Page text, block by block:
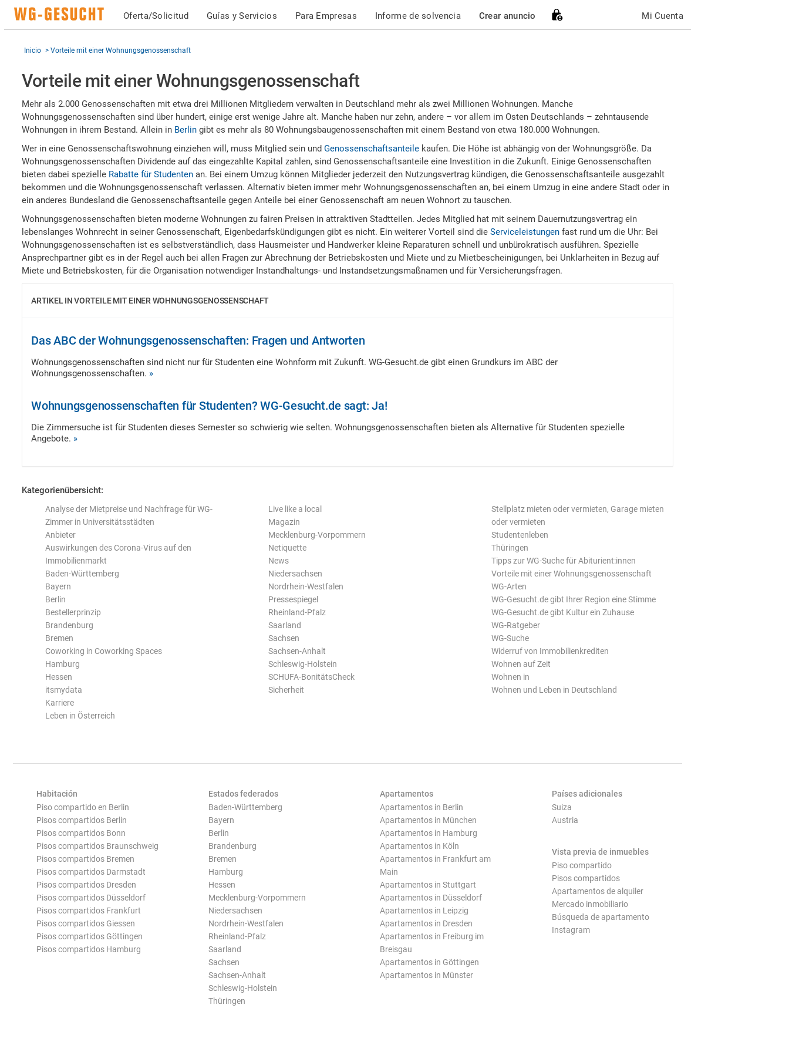
Oferta/Solicitud Guías y Servicios Para Empresas Informe de solvencia Crear anuncio Mi Cuenta
Inicio Vorteile mit einer Wohnungsgenossenschaft
Vorteile mit einer Wohnungsgenossenschaft
Mehr als 2.000 Genossenschaften mit etwa drei Millionen Mitgliedern verwalten in Deutschland mehr als zwei Millionen Wohnungen. Manche
Wohnungsgenossenschaften sind über hundert, einige erst wenige Jahre alt. Manche haben nur zehn, andere – vor allem im Osten Deutschlands – zehntausende
Wohnungen in ihrem Bestand. Allein in Berlin gibt es mehr als 80 Wohnungsbaugenossenschaften mit einem Bestand von etwa 180.000 Wohnungen.
Wer in eine Genossenschaftswohnung einziehen will, muss Mitglied sein und Genossenschaftsanteile kaufen. Die Höhe ist abhängig von der Wohnungsgröße. Da
Wohnungsgenossenschaften Dividende auf das eingezahlte Kapital zahlen, sind Genossenschaftsanteile eine Investition in die Zukunft. Einige Genossenschaften
bieten dabei spezielle Rabatte für Studenten an. Bei einem Umzug können Mitglieder jederzeit den Nutzungsvertrag kündigen, die Genossenschaftsanteile ausgezahlt
bekommen und die Wohnungsgenossenschaft verlassen. Alternativ bieten immer mehr Wohnungsgenossenschaften an, bei einem Umzug in eine andere Stadt oder in
ein anderes Bundesland die Genossenschaftsanteile gegen Anteile bei einer Genossenschaft am neuen Wohnort zu tauschen.
Wohnungsgenossenschaften bieten moderne Wohnungen zu fairen Preisen in attraktiven Stadtteilen. Jedes Mitglied hat mit seinem Dauernutzungsvertrag ein
lebenslanges Wohnrecht in seiner Genossenschaft, Eigenbedarfskündigungen gibt es nicht. Ein weiterer Vorteil sind die Serviceleistungen fast rund um die Uhr: Bei
Wohnungsgenossenschaften ist es selbstverständlich, dass Hausmeister und Handwerker kleine Reparaturen schnell und unbürokratisch ausführen. Spezielle
Ansprechpartner gibt es in der Regel auch bei allen Fragen zur Abrechnung der Betriebskosten und Miete und zu Mietbescheinigungen, bei Unklarheiten in Bezug auf
Miete und Betriebskosten, für die Organisation notwendiger Instandhaltungs- und Instandsetzungsmaßnamen und für Versicherungsfragen.
ARTIKEL IN VORTEILE MIT EINER WOHNUNGSGENOSSENSCHAFT
Das ABC der Wohnungsgenossenschaften: Fragen und Antworten
Wohnungsgenossenschaften sind nicht nur für Studenten eine Wohnform mit Zukunft. WG-Gesucht.de gibt einen Grundkurs im ABC der
Wohnungsgenossenschaften. »
Wohnungsgenossenschaften für Studenten? WG-Gesucht.de sagt: Ja!
Die Zimmersuche ist für Studenten dieses Semester so schwierig wie selten. Wohnungsgenossenschaften bieten als Alternative für Studenten spezielle
Angebote. »
Kategorienübersicht:
Analyse der Mietpreise und Nachfrage für WG-
Zimmer in Universitätsstädten
Anbieter
Auswirkungen des Corona-Virus auf den
Immobilienmarkt
Baden-Württemberg
Bayern
Berlin
Bestellerprinzip
Brandenburg
Bremen
Coworking in Coworking Spaces
Hamburg
Hessen
itsmydata
Karriere
Leben in Österreich
Live like a local
Magazin
Mecklenburg-Vorpommern
Netiquette
News
Niedersachsen
Nordrhein-Westfalen
Pressespiegel
Rheinland-Pfalz
Saarland
Sachsen
Sachsen-Anhalt
Schleswig-Holstein
SCHUFA-BonitätsCheck
Sicherheit
Stellplatz mieten oder vermieten, Garage mieten
oder vermieten
Studentenleben
Thüringen
Tipps zur WG-Suche für Abiturient:innen
Vorteile mit einer Wohnungsgenossenschaft
WG-Arten
WG-Gesucht.de gibt Ihrer Region eine Stimme
WG-Gesucht.de gibt Kultur ein Zuhause
WG-Ratgeber
WG-Suche
Widerruf von Immobilienkrediten
Wohnen auf Zeit
Wohnen in
Wohnen und Leben in Deutschland
Habitación
Piso compartido en Berlin
Pisos compartidos Berlin
Pisos compartidos Bonn
Pisos compartidos Braunschweig
Pisos compartidos Bremen
Pisos compartidos Darmstadt
Pisos compartidos Dresden
Pisos compartidos Düsseldorf
Pisos compartidos Frankfurt
Pisos compartidos Giessen
Pisos compartidos Göttingen
Pisos compartidos Hamburg
Estados federados
Baden-Württemberg
Bayern
Berlin
Brandenburg
Bremen
Hamburg
Hessen
Mecklenburg-Vorpommern
Niedersachsen
Nordrhein-Westfalen
Rheinland-Pfalz
Saarland
Sachsen
Sachsen-Anhalt
Schleswig-Holstein
Thüringen
Apartamentos
Apartamentos in Berlin
Apartamentos in München
Apartamentos in Hamburg
Apartamentos in Köln
Apartamentos in Frankfurt am
Main
Apartamentos in Stuttgart
Apartamentos in Düsseldorf
Apartamentos in Leipzig
Apartamentos in Dresden
Apartamentos in Freiburg im
Breisgau
Apartamentos in Göttingen
Apartamentos in Münster
Países adicionales
Suiza
Austria
Vista previa de inmuebles
Piso compartido
Pisos compartidos
Apartamentos de alquiler
Mercado inmobiliario
Búsqueda de apartamento
Instagram